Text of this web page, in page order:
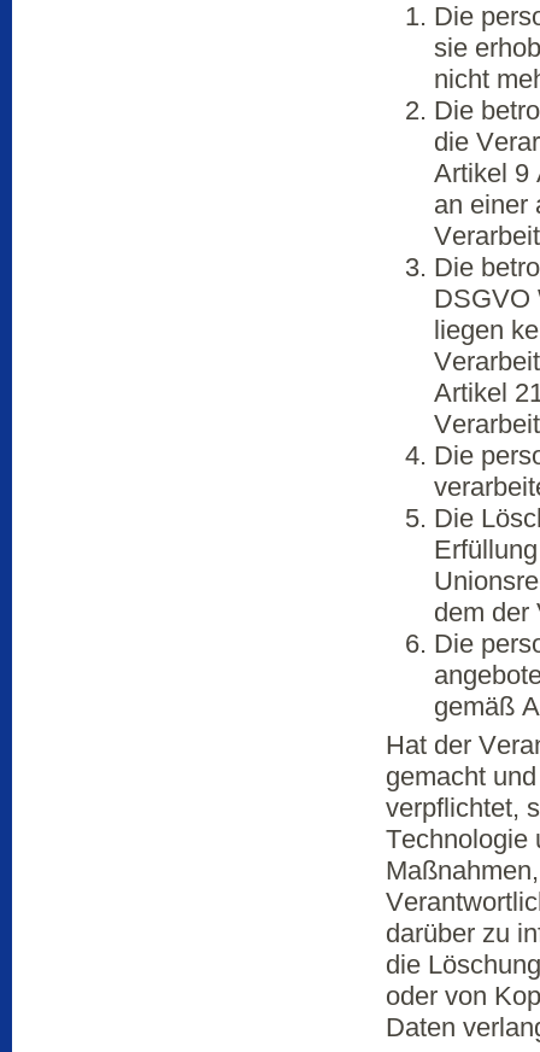
Die
sie
nicht
Die
die
Artikel 9
an einer
Die
DSGVO
liegen
Artikel
Die
Die
dem der
Die
gemäß
Hat der
gemacht
verpflichtet,
Technologie
darüber zu
die
oder von
Daten